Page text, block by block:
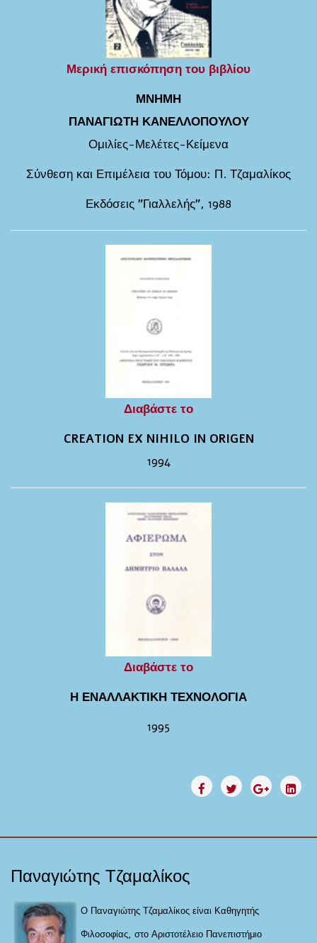
Μερική επισκόπηση του βιβλίου
ΜΝΗΜΗ
ΠΑΝΑΓΙΩΤΗ ΚΑΝΕΛΛΟΠΟΥΛΟΥ
Ομιλίες-Μελέτες-Κείμενα
Σύνθεση και Επιμέλεια του Τόμου: Π. Τζαμαλίκος
Εκδόσεις "Γιαλλελής", 1988
Διαβάστε το
CREATION EX NIHILO IN ORIGEN
1994
Διαβάστε το
Η ΕΝΑΛΛΑΚΤΙΚΗ ΤΕΧΝΟΛΟΓΙΑ
1995
Παναγιώτης Τζαμαλίκος
Ο Παναγιώτης Τζαμαλίκος είναι Καθηγητής
Φιλοσοφίας, στο Αριστοτέλειο Πανεπιστήμιο